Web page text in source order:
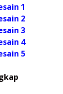
1
2
3
4
5